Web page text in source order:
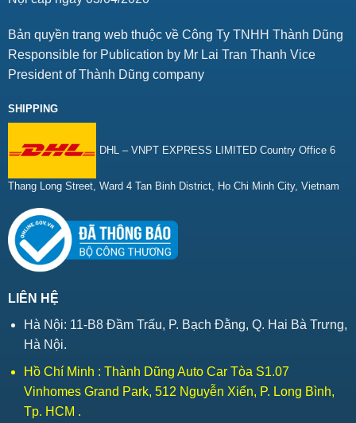
Bản quyền trang web thuộc về Công Ty TNHH Thành Dũng
Responsible for Publication by Mr Lai Tran Thanh Vice
President of Thành Dũng company
SHIPPING
DHL – VNPT EXPRESS LIMITED Country Office 6
Thang Long Street, Ward 4 Tan Binh District, Ho Chi Minh City, Vietnam
LIÊN HỆ
Hà Nội: 11-B8 Đầm Trấu, P. Bạch Đằng, Q. Hai Bà Trưng,
Hà Nội.
Hồ Chí Minh : Thành Dũng Auto Car Tòa S1.07
Vinhomes Grand Park, 512 Nguyễn Xiển, P. Long Bình,
Tp. HCM .